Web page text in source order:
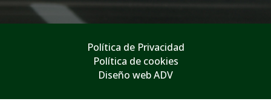
Política de Privacidad
Política de cookies
Diseño web ADV